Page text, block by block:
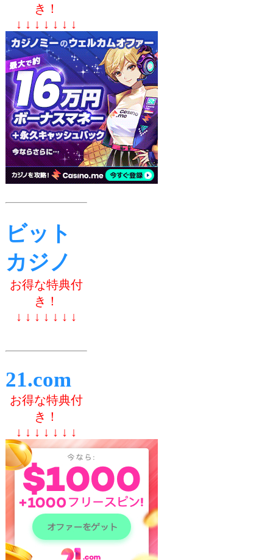
き！
↓ ↓ ↓ ↓ ↓ ↓ ↓
ビット
カジノ
お得な特典付
き！
↓ ↓ ↓ ↓ ↓ ↓ ↓
21.com
お得な特典付
き！
↓ ↓ ↓ ↓ ↓ ↓ ↓